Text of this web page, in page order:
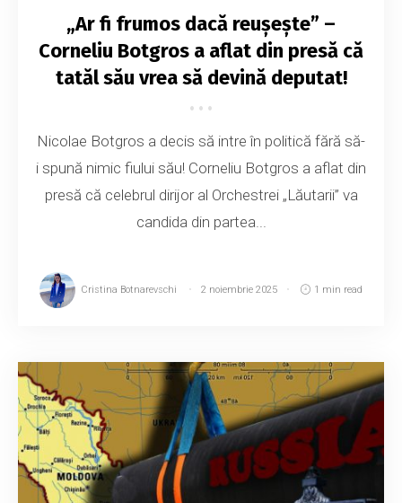
„Ar fi frumos dacă reușește” –
Corneliu Botgros a aflat din presă că
tatăl său vrea să devină deputat!
Nicolae Botgros a decis să intre în politică fără să-
i spună nimic fiului său! Corneliu Botgros a aflat din
presă că celebrul dirijor al Orchestrei „Lăutarii” va
candida din partea...
Cristina Botnarevschi 2 noiembrie 2025 1 min read